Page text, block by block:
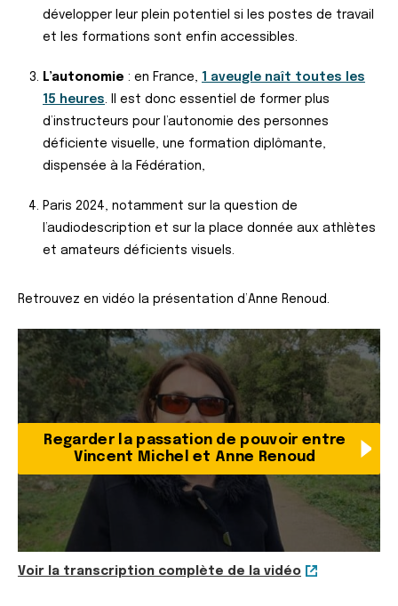
développer leur plein potentiel si les postes de travail
et les formations sont enfin accessibles.
L’autonomie : en France, 1 aveugle naît toutes les
15 heures. Il est donc essentiel de former plus
d’instructeurs pour l’autonomie des personnes
déficiente visuelle, une formation diplômante,
dispensée à la Fédération,
Paris 2024, notamment sur la question de
l’audiodescription et sur la place donnée aux athlètes
et amateurs déficients visuels.
Retrouvez en vidéo la présentation d’Anne Renoud.
Regarder la passation de pouvoir entre
Vincent Michel et Anne Renoud
Voir la transcription complète de la vidéo